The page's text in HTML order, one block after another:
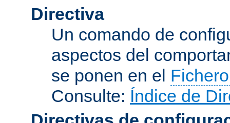
Directiva
Un comando de
aspectos del
se ponen en el
Consulte: Índice de